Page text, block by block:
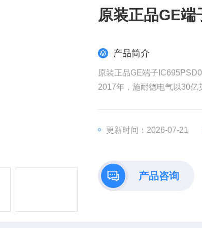
原装正品GE
产品简介
原装正品GE端子
2017年，施耐德电气以30
全球工业部门越来越依赖数
更新时间：2026-07-21
产品咨询